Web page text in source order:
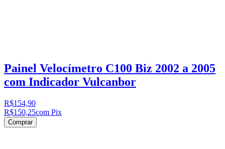
Painel Velocímetro C100 Biz 2002 a 2005
com Indicador Vulcanbor
R$154,90
R$150,25com Pix
Comprar